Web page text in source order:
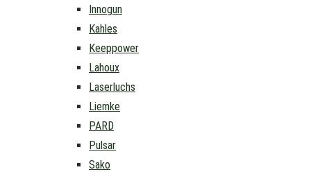
Innogun
Kahles
Keeppower
Lahoux
Laserluchs
Liemke
PARD
Pulsar
Sako